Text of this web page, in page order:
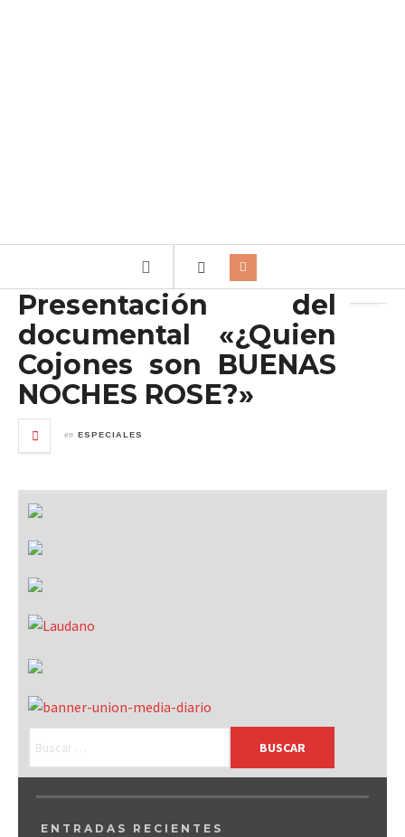
Presentación del
documental «¿Quien
Cojones son BUENAS
NOCHES ROSE?»
en ESPECIALES
ENTRADAS RECIENTES